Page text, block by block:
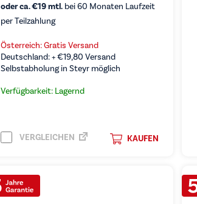
oder ca. €19 mtl.bei 60 Monaten Laufzeit
per Teilzahlung
Österreich: Gratis Versand
Deutschland: +€19,80 Versand
Selbstabholung in Steyr möglich
Verfügbarkeit: Lagernd
KAUFEN
VERGLEICHEN